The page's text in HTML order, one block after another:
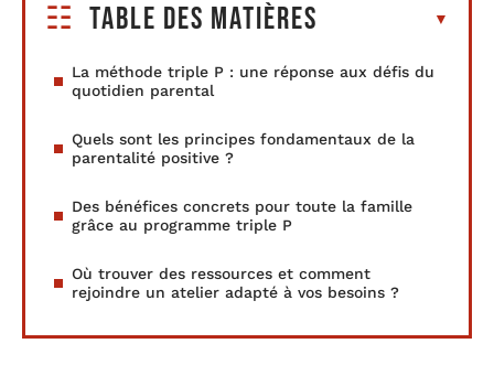
Table des matières
La méthode triple P : une réponse aux défis du
quotidien parental
Quels sont les principes fondamentaux de la
parentalité positive ?
Des bénéfices concrets pour toute la famille
grâce au programme triple P
Où trouver des ressources et comment
rejoindre un atelier adapté à vos besoins ?